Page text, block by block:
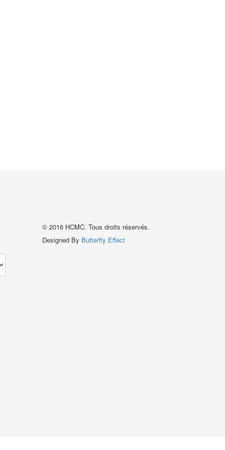
© 2016 HCMC. Tous droits réservés.
Designed By Butterfly Effect